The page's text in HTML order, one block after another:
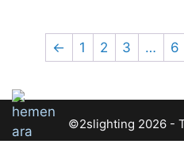
← 1 2 3 … 6
©2slighting 2026 -